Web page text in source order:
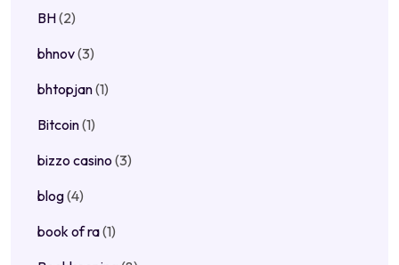
BH(2)
bhnov(3)
bhtopjan(1)
Bitcoin(1)
bizzo casino (3)
blog(4)
book of ra(1)